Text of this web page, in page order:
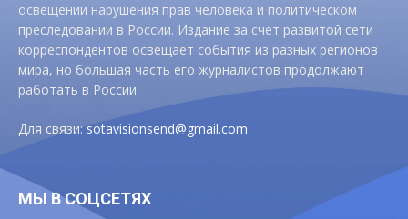
освещении нарушения прав человека и политическом
преследовании в России. Издание за счет развитой сети
корреспондентов освещает события из разных регионов
мира, но большая часть его журналистов продолжают
работать в России.
Для связи:sotavisionsend@gmail.com
МЫ В СОЦСЕТЯХ